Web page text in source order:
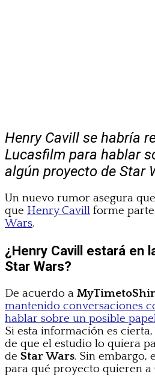
Henry Cavill se habría
Lucasfilm para hablar
algún proyecto de Star
Un nuevo rumor asegura que
que Henry Cavill forme
Wars.
¿Henry Cavill estará en
Star Wars?
De acuerdo a
mantenido conversaciones
hablar sobre un posible
Si esta información es
de que el estudio lo quiera
de Star Wars. Sin embargo,
para qué proyecto quieren a